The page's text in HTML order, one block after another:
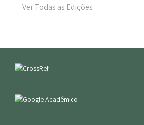
Ver Todas as Edições